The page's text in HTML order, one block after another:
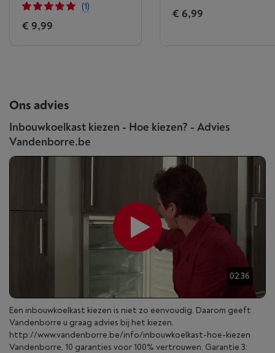
(1)
€ 9,99
€ 6,99
Ons advies
Inbouwkoelkast kiezen - Hoe kiezen? - Advies
Vandenborre.be
02:36
Een inbouwkoelkast kiezen is niet zo eenvoudig. Daarom geeft
Vandenborre u graag advies bij het kiezen.
http://www.vandenborre.be/info/inbouwkoelkast-hoe-kiezen
Vandenborre, 10 garanties voor 100% vertrouwen. Garantie 3: